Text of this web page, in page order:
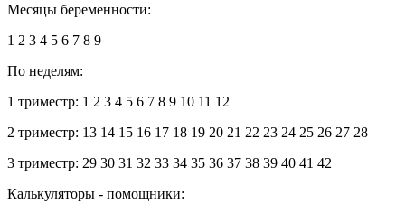
Месяцы беременности:
1 2 3 4 5 6 7 8 9
По неделям:
1 триместр: 1 2 3 4 5 6 7 8 9 10 11 12
2 триместр: 13 14 15 16 17 18 19 20 21 22 23 24 25 26 27 28
3 триместр: 29 30 31 32 33 34 35 36 37 38 39 40 41 42
Калькуляторы - помощники: